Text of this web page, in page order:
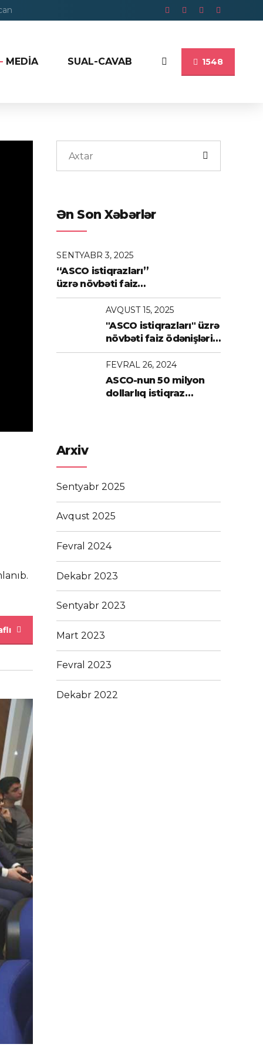
1548
MEDİA SUAL-CAVAB
Ən Son Xəbərlər
SENTYABR 3, 2025
“ASCO istiqrazları”
üzrə növbəti faiz
ödənişləri icra olunub
AVQUST 15, 2025
"ASCO istiqrazları" üzrə
növbəti faiz ödənişləri
həyata keçirilib
FEVRAL 26, 2024
ASCO-nun 50 milyon
dollarlıq istiqraz
Arxiv
Sentyabr 2025
Avqust 2025
Fevral 2024
Dekabr 2023
Sentyabr 2023
Mart 2023
Fevral 2023
Dekabr 2022